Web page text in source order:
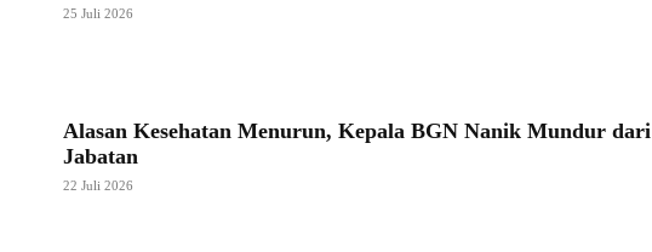
25 Juli 2026
Alasan Kesehatan Menurun, Kepala BGN Nanik Mundur dari
Jabatan
22 Juli 2026